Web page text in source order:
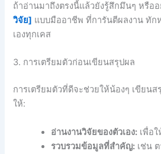
ถ้าอ่านมาถึงตรงนี้แล้วยังรู้สึกมึนๆ หรือ
วิจัย] แบบมืออาชีพ ที่การันตีผลงาน ทัก
เองทุกเคส
3. การเตรียมตัวก่อนเขียนสรุปผล
การเตรียมตัวที่ดีจะช่วยให้น้องๆ เขียน
ให้:
อ่านงานวิจัยของตัวเอง: เพื่อ
รวบรวมข้อมูลที่สำคัญ: เช่น